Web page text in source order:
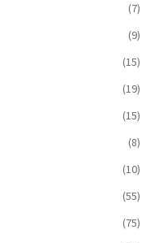
(7)
(9)
(15)
(19)
(15)
(8)
(10)
(55)
(75)